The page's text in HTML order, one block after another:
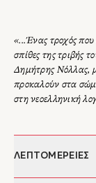
«...Ένας τροχός που
σπίθες της τριβής
Δημήτρης Νόλλας,
προκαλούν στα
στη νεοελληνική
ΛΕΠΤΟΜΕΡΕΙΕΣ